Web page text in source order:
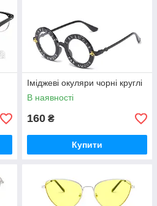
Іміджеві окуляри чорні круглі
В наявності
160 ₴
Купити